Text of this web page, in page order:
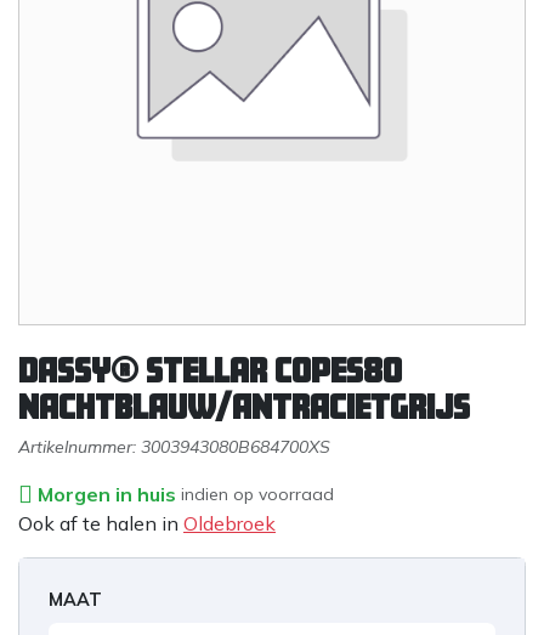
DASSY® Stellar COPES80
NACHTBLAUW/ANTRACIETGRIJS
Artikelnummer: 3003943080B684700XS
Morgen in huis indien op voorraad
Ook af te halen in Oldebroek
MAAT